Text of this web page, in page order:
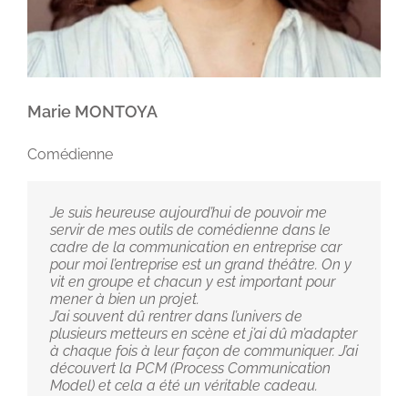
Marie MONTOYA
Comédienne
Je suis heureuse aujourd’hui de pouvoir me
servir de mes outils de comédienne dans le
cadre de la communication en entreprise car
pour moi l’entreprise est un grand théâtre. On y
vit en groupe et chacun y est important pour
mener à bien un projet.
J’ai souvent dû rentrer dans l’univers de
plusieurs metteurs en scène et j’ai dû m’adapter
à chaque fois à leur façon de communiquer. J’ai
découvert la PCM (Process Communication
Model) et cela a été un véritable cadeau.